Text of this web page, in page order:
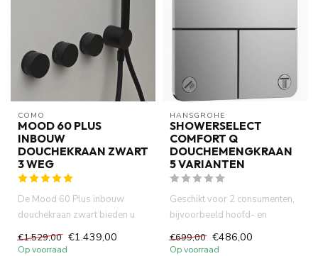
COMO
MOOD 60 PLUS
INBOUW
DOUCHEKRAAN ZWART
3 WEG
De Mood 60 Plus inbouw
douchekraan zwart bieden u
Tegelijkert...
€1.529,00 €1.439,00
Op voorraad
HANSGROHE
SHOWERSELECT
COMFORT Q
DOUCHEMENGKRAAN
5 VARIANTEN
Geschikt voor 2 consumenten,
bijvoorbeeld hoofd- en
€699,00 €486,00
Op voorraad